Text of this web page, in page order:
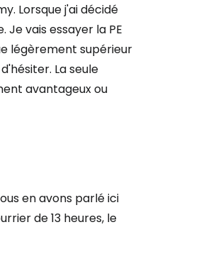
Lorsque j'ai décidé
vais essayer la PE
légèrement supérieur
La seule
avantageux ou
en avons parlé ici
de 13 heures, le